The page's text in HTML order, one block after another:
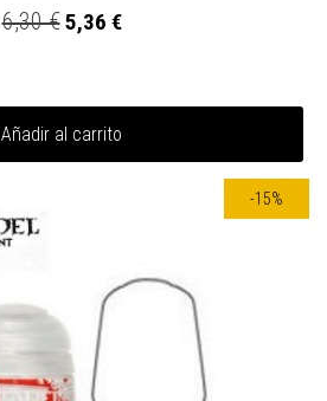
6,30 €5,36 €
Añadir al carrito
-15%